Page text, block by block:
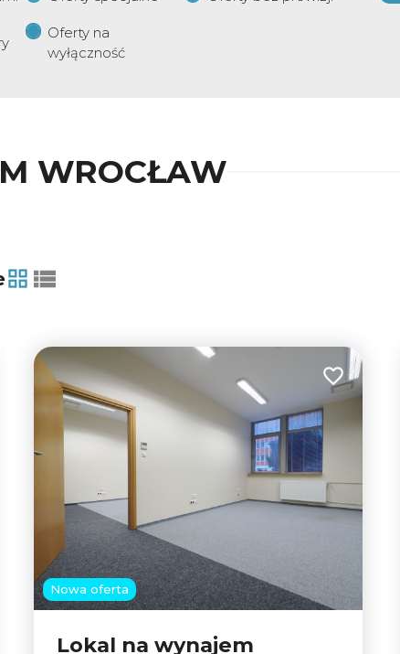
Oferty na
wyłączność
WROCŁAW
2
2
5
tabela
lista
ulubionych
Nowa oferta
Dodaj do
Lokal na wynajem